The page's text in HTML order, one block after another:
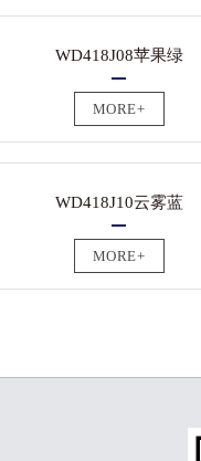
WD418J08苹果绿
MORE+
WD418J10云雾蓝
MORE+